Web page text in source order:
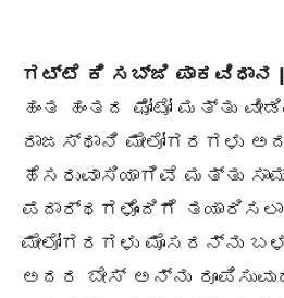
ಗಟ್ಟೆ ಕಿ ಸಬ್ಜಿ ಪಾಕವಿಧಾನ
ಹಂತ ಹಂತದ ಫೋಟೋ ಮತ್ತು
ರಾಜಸ್ಥಾನಿ ಮೇಲೋಗರಗಳು
ಹೆಸರುವಾಸಿಯಾಗಿವೆ ಮತ್ತು
ಪದಾರ್ಥಗಳೊಂದಿಗೆ
ಮೇಲೋಗರಗಳು ಮೊಸರನ್ನು
ಅದರ ಬೇಸ್ ಅನ್ನು